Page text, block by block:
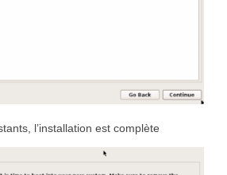
l’installation est complète